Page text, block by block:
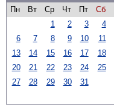
Пн
Вт Ср Чт Пт Сб
1
2 3 4
6
7 8 9 10 11
13
14 15 16 17 18
20
21 22 23 24 25
27
28 29 30 31